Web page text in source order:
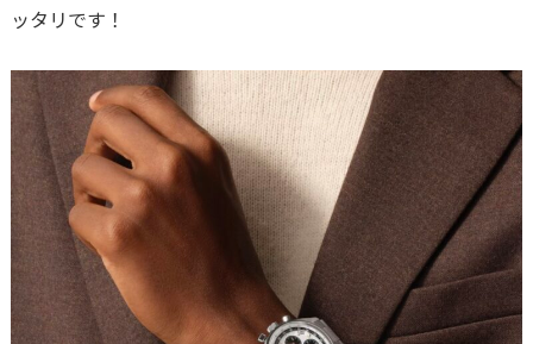
ッタリです！